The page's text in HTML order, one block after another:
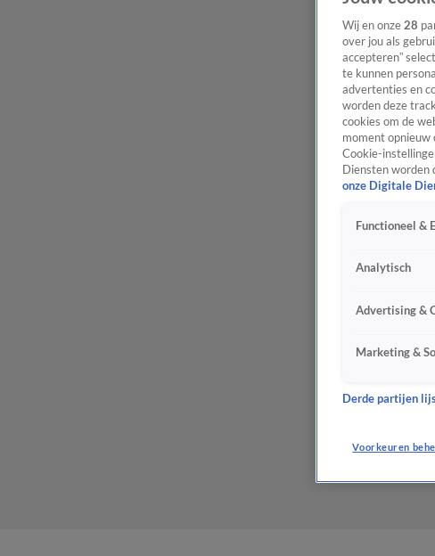
Wij en onze 28
over jou als
accepteren”
te kunnen
advertenties en
worden deze
cookies om de
moment opnieuw
Cookie-
Diensten worden
onze Digitale
Functioneel &
Analytisch
Advertising &
Marketing &
Derde partijen
Voorkeuren